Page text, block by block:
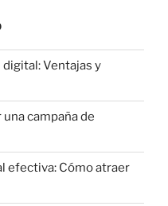
Ventajas y
una campaña de
efectiva: Cómo atraer